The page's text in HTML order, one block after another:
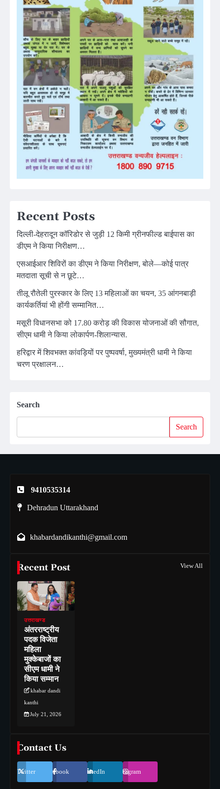
Recent Posts
दिल्ली-देहरादून कॉरिडोर से जुड़ी 12 किमी ग्रीनफील्ड बाईपास का
डीएम ने किया निरीक्षण…
एसआईआर शिविरों का डीएम ने किया निरीक्षण, बोले—कोई पात्र
मतदाता सूची से न छूटे…
तीलू रौतेली पुरस्कार के लिए 13 महिलाओं का चयन, 35 आंगनबाड़ी
कार्यकर्तियां भी होंगी सम्मानित…
मसूरी विधानसभा को 17.80 करोड़ की विकास योजनाओं की सौगात,
सीएम धामी ने किया लोकार्पण-शिलान्यास.
हरिद्वार में शिवभक्त कांवड़ियों पर पुष्पवर्षा, मुख्यमंत्री धामी ने किया
चरण प्रक्षालन…
Search
Search
9410535314
Dehradun Uttarakhand
khabardandikanthi@gmail.com
Recent Post View All
उत्तराखण्ड
अंतरराष्ट्रीय
पदक विजेता
महिला
मुक्केबाजों का
सीएम धामी ने
किया सम्मान
khabar dandi
kanthi
July 21, 2026
Contact Us
Twitter Facebook LinkedIn Instagram